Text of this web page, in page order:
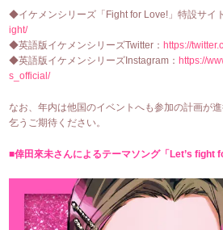
◆イケメンシリーズ「Fight for Love!」特設サイ
ight/
◆英語版イケメンシリーズTwitter： https://
◆英語版イケメンシリーズInstagram： https://
s_official/
なお、年内は他国のイベントへも参加の計画が
乞うご期待ください。
■倖田來未さんによるテーマソング「Let’s fight